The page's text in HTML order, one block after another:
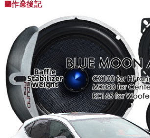
作業後記